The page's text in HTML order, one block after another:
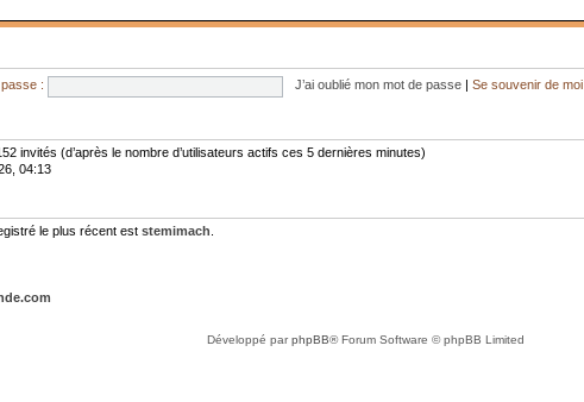
: J’ai oublié mon mot de passe Se souvenir de moi
invités (d’après le nombre d’utilisateurs actifs ces 5 dernières minutes)
04:13
le plus récent est stemimach
Développé parphpBB® Forum Software © phpBB Limited